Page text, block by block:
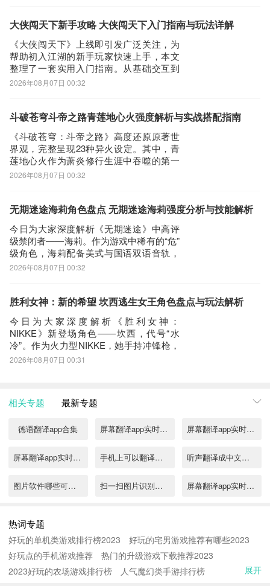
看到搜索结果罗列出来，里面都是有图片翻译下载的相关信息下载网
站，当然推荐大家选择PP助手、豌豆荚这类比较知名的网站下载更
加安全可靠
第三步：
选择进入其中一个图片翻译APP下载的网页，我们可以看到网站头部
最好还是选择安全下载
第四步：
接着网页提示有下载内容，这时我们不用更改文件名，至于文件保存
路径根据个人喜爱可改可不改，这边小编选择默认路径。单击确定，
可以看到文件就已经开始下载了，我们等待他下载安装完即可 第五
回到手机桌面就可以看到已经安装好的最新图片翻译5.1.2，点击图
片翻译APP图标进入欢迎页就可以开始使用了
量的舞台核心。定位为节奏型辅助船员，
驱动全
大侠闯天下新手攻略 大侠闯天下入门指南与玩法详解
《大侠闯天下》上线即引发广泛关注，为
帮助初入江湖的新手玩家快速上手，本文
整理了一套实用入门指南。从基础交互到
核心养成路径，涵盖法宝配置、武学选
世界中走出专属成长路线。《大侠闯天
天下称#《《《
2026年08月07日 00:32
斗破苍穹斗帝之路青莲地心火强度解析与实战搭配指南
《斗破苍穹：斗帝之路》高度还原原著世
界观，完整呈现23种异火设定。其中，青
莲地心火作为萧炎修行生涯中吞噬的第一
种异火，在游戏内具备不可替代的战略价
协同中的关键作用。青莲地心火位列异火
色莲花状
2026年08月07日 00:32
无期迷途海莉角色盘点 无期迷途海莉强度分析与技能解析
今日为大家深度解析《无期迷途》中高评
级禁闭者——海莉。作为游戏中稀有的“危”
级角色，海莉配备美式与国语双语音轨，
职业定位聚焦于阵地固守，是兼具承伤、
建：通过承受伤害逐步积攒资源，再以能
出与
2026年08月07日 00:32
胜利女神：新的希望 坎西逃生女王角色盘点与玩法解析
今日为大家深度解析《胜利女神：
NIKKE》新登场角色——坎西，代号“水
冷”。作为火力型NIKKE，她手持冲锋枪，
爆裂阶段位于第三阶段，其战斗体系围绕
持续作战节奏。普攻单次造成5.06%
2026年08月07日 00:31
相关专题 最新专题
德语翻译app合集 屏幕翻译app实时翻译有哪些 屏幕翻译app实时翻译推荐
屏幕翻译app实时翻译合集 手机上可以翻译图片上文字的软件推荐 听声翻译成中文翻译软件都有什么
图片软件哪些可编辑图片 扫一扫图片识别翻译免费app推荐 屏幕翻译app实时翻译免费推荐
图片翻译成文字的软件排行2022 2022能翻译图片文字的软件 2022什么翻译软件可以实时翻译
2022什么软件能翻译图片上的英文 什么软件可以翻译图片上的文字2022 翻译速度快的英语翻译软件
热词专题
好玩的单机类游戏排行榜2023
好玩的宅男游戏推荐有哪些2023
好玩点的手机游戏推荐
热门的升级游戏下载推荐2023
2023好玩的农场游戏排行榜
人气魔幻类手游排行榜
展开